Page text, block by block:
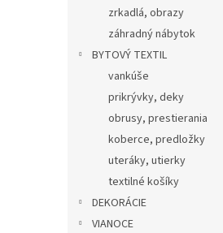
zrkadlá, obrazy
záhradný nábytok
BYTOVÝ TEXTIL
vankúše
prikrývky, deky
obrusy, prestierania
koberce, predložky
uteráky, utierky
textilné košíky
DEKORÁCIE
VIANOCE